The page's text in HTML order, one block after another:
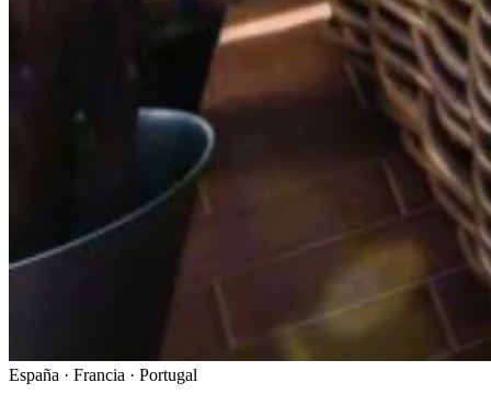
España · Francia · Portugal